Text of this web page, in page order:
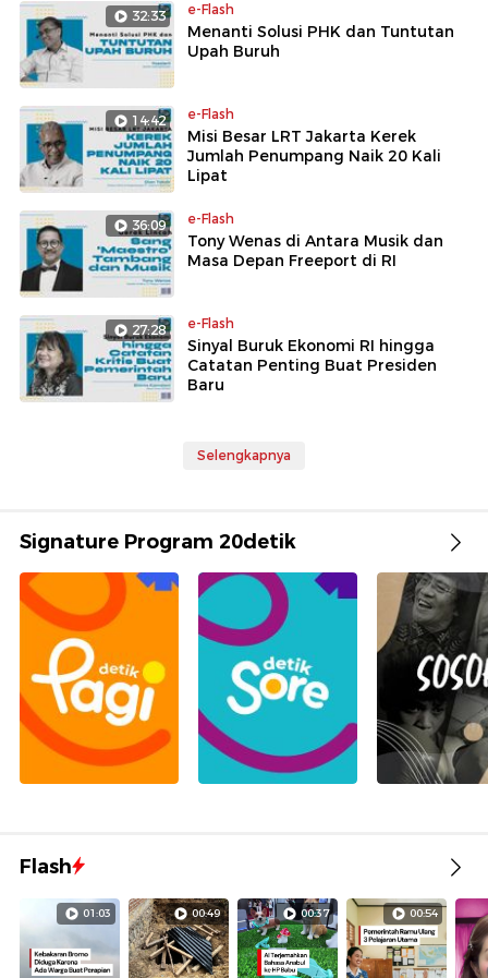
32:33 e-Flash
Menanti Solusi PHK dan Tuntutan
Upah Buruh
14:42 e-Flash
Misi Besar LRT Jakarta Kerek
Jumlah Penumpang Naik 20 Kali
Lipat
36:09 e-Flash
Tony Wenas di Antara Musik dan
Masa Depan Freeport di RI
27:28 e-Flash
Sinyal Buruk Ekonomi RI hingga
Catatan Penting Buat Presiden
Baru
Selengkapnya
Signature Program 20detik
Flash
01:03 00:49 00:37 00:54